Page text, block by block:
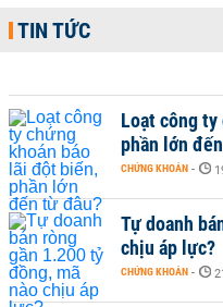
TIN TỨC
Loạt công
phần lớn
CHỨNG KHOÁN -
Tự doanh
chịu áp lực?
CHỨNG KHOÁN -